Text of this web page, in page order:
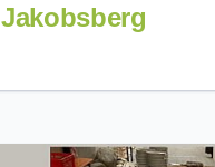
Jakobsberg